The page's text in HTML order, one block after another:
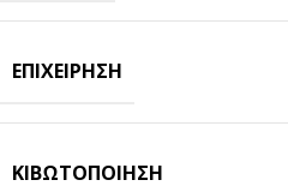
ΕΠΙΧΕΊΡΗΣΗ
ΚΙΒΩΤΟΠΟΊΗΣΗ